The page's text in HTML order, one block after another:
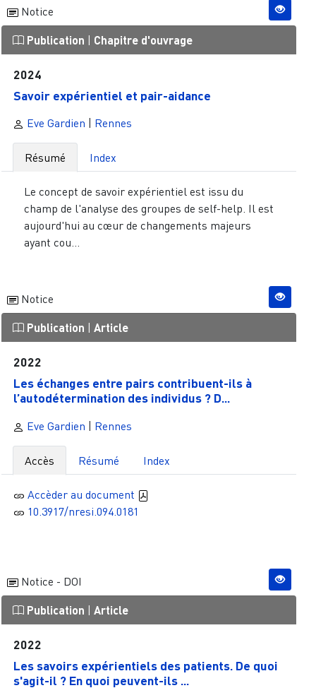
Notice
Publication Chapitre d'ouvrage
2024
Savoir expérientiel et pair-aidance
Eve Gardien Rennes
Résumé Index
Le concept de savoir expérientiel est issu du
champ de l'analyse des groupes de self-help. Il est
aujourd'hui au cœur de changements majeurs
ayant cou...
Notice
Publication Article
2022
Les échanges entre pairs contribuent-ils à
l’autodétermination des individus ? D...
Eve Gardien | Rennes
Accès Résumé Index
Accèder au document
10.3917/nresi.094.0181
Notice - DOI
Publication Article
2022
Les savoirs expérientiels des patients. De quoi
s'agit-il ? En quoi peuvent-ils ...